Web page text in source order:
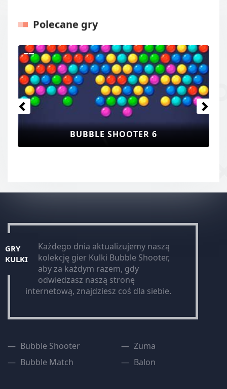
Polecane gry
BUBBLE SHOOTER 6
Poprzednie
GRY
KULKI
Każdego dnia aktualizujemy naszą
kolekcję gier Kulki Bubble Shooter,
aby za każdym razem, gdy
odwiedzasz naszą stronę
internetową, znajdziesz coś dla siebie.
Bubble Shooter
Bubble Match
Zuma
Balon